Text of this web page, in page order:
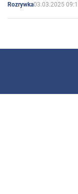
Rozrywka03.03.2025